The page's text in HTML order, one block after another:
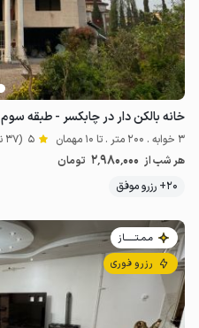
خانه بالکن دار در چابکسر - طبقه سوم
3 خوابه . 200 متر . تا 10 مهمان 5 (37 نظر)
هر شب از 2٬980٬000 تومان
20+ رزرو موفق
مـمـتــــــاز
رزرو فوری